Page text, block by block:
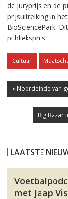
de juryprijs en de
prijsuitreiking in
BioSciencePark.
publieksprijs.
Cultuur
« Noordeinde van
Big Bazar
LAATSTE
met Jaap